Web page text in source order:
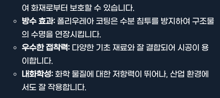
여 화재로부터 보호할 수 있습니다.
방수 효과: 폴리우레아 코팅은 수분 침투를 방지하여 구조물
의 수명을 연장시킵니다.
우수한 접착력: 다양한 기초 재료와 잘 결합되어 시공이 용
이합니다.
내화학성: 화학 물질에 대한 저항력이 뛰어나, 산업 환경에
서도 잘 작용합니다.